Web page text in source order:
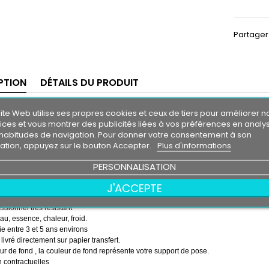
Partager
DÉTAILS DU PRODUIT
Pare-Soleil Mercedes-Benz
cm
soleil couleur au choix
Benz couleur au choix
( pose de la bande, puis pose du logo sur la bande )
très résistant
essence, chaleur, froid.
entre 3 et 5 ans environs
livré directement sur papier transfert.
de fond , la couleur de fond représente votre support de pose.
contractuelles
Web utilise ses propres cookies et ceux de tiers pour améliorer
et vous montrer des publicités liées à vos préférences en
de navigation. Pour donner votre consentement à son
appuyez sur le bouton Accepter. Plus d'informations
PERSONNALISATION
J'ACCEPTE